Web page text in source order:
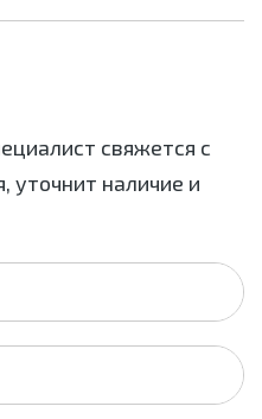
свяжется с
наличие и